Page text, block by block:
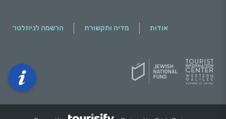
אודות מדיה ותקשורת הרשמה לניוזלטר